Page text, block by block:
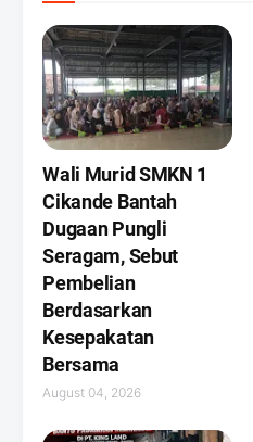
Wali Murid SMKN 1
Cikande Bantah
Dugaan Pungli
Seragam, Sebut
Pembelian
Berdasarkan
Kesepakatan
Bersama
August 04, 2026